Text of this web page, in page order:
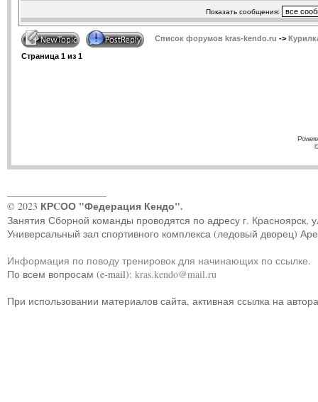
Показать сообщения:
Список форумов kras-kendo.ru ->
Страница 1 из 1
© 2023 КРCОО "Федерация Кендо".
Занятия Сборной команды проводятся по адресу г. Красноярск,
Универсальный зал спортивного комплекса (ледовый дворец)
Информация по поводу тренировок для начинающих по ссылке.
По всем вопросам (e-mail): kras.kendo@mail.ru
При использовании материалов сайта, активная ссылка на